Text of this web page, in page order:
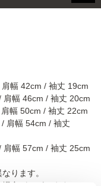
幅 42cm / 袖丈 19cm
幅 46cm / 袖丈 20cm
50cm / 袖丈 22cm
幅 54cm / 袖丈
幅 57cm / 袖丈 25cm
ります。